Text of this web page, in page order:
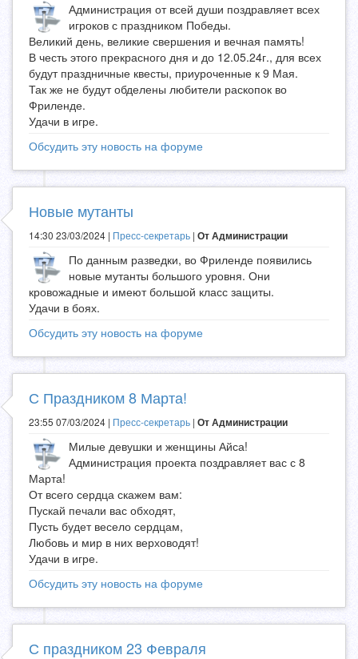
Администрация от всей души поздравляет всех
игроков с праздником Победы.
Великий день, великие свершения и вечная память!
В честь этого прекрасного дня и до 12.05.24г., для всех
будут праздничные квесты, приуроченные к 9 Мая.
Так же не будут обделены любители раскопок во
Фриленде.
Удачи в игре.
Обсудить эту новость на форуме
Новые мутанты
14:30 23/03/2024 | Пресс-секретарь | От Администрации
По данным разведки, во Фриленде появились
новые мутанты большого уровня. Они
кровожадные и имеют большой класс защиты.
Удачи в боях.
Обсудить эту новость на форуме
С Праздником 8 Марта!
23:55 07/03/2024 | Пресс-секретарь | От Администрации
Милые девушки и женщины Айса!
Администрация проекта поздравляет вас с 8
Марта!
От всего сердца скажем вам:
Пускай печали вас обходят,
Пусть будет весело сердцам,
Любовь и мир в них верховодят!
Удачи в игре.
Обсудить эту новость на форуме
С праздником 23 Февраля